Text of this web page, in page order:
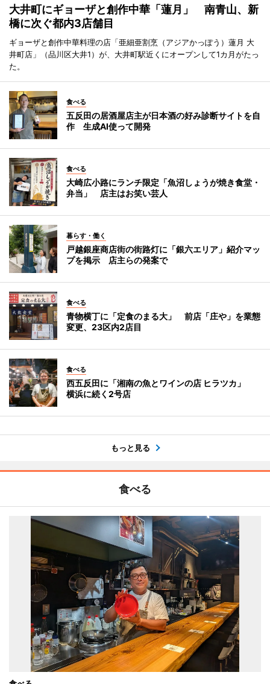
大井町にギョーザと創作中華「蓮月」 南青山、新
橋に次ぐ都内3店舗目
ギョーザと創作中華料理の店「亜細亜割烹（アジアかっぽう）蓮月 大
井町店」（品川区大井1）が、大井町駅近くにオープンして1カ月がたっ
た。
食べる
五反田の居酒屋店主が日本酒の好み診断サイトを自
作 生成AI使って開発
食べる
大崎広小路にランチ限定「魚沼しょうが焼き食堂・
弁当」 店主はお笑い芸人
暮らす・働く
戸越銀座商店街の街路灯に「銀六エリア」紹介マッ
プを掲示 店主らの発案で
食べる
青物横丁に「定食のまる大」 前店「庄や」を業態
変更、23区内2店目
食べる
西五反田に「湘南の魚とワインの店 ヒラツカ」
横浜に続く2号店
もっと見る
食べる